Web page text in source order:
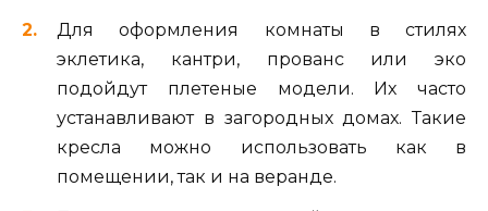
Для оформления комнаты в стилях
эклетика, кантри, прованс или эко
подойдут плетеные модели. Их часто
устанавливают в загородных домах. Такие
кресла можно использовать как в
помещении, так и на веранде.